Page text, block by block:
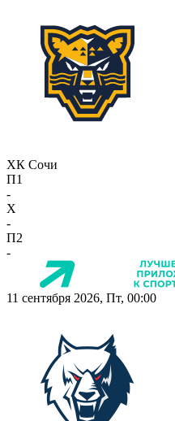
ХК Сочи
П1
-
X
-
П2
-
11 сентября 2026, Пт, 00:00